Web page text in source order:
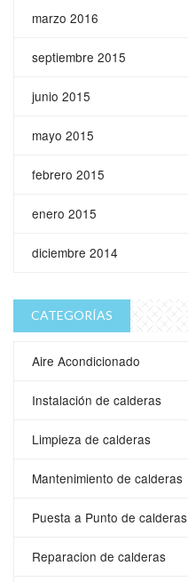
marzo 2016
septiembre 2015
junio 2015
mayo 2015
febrero 2015
enero 2015
diciembre 2014
CATEGORÍAS
Aire Acondicionado
Instalación de calderas
Limpieza de calderas
Mantenimiento de calderas
Puesta a Punto de calderas
Reparacion de calderas